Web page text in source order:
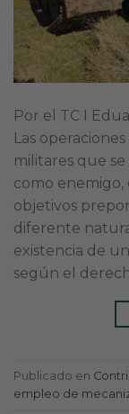
Por el TC I
Las
militares que
como enemigo,
objetivos
diferente
existencia de
según el
Publicado en
empleo de